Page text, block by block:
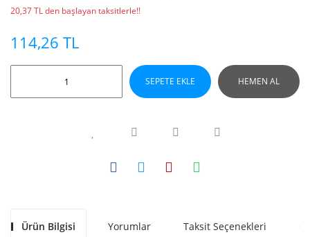
20,37 TL den başlayan taksitlerle!!
114,26 TL
SEPETE EKLE HEMEN AL
Ürün Bilgisi Yorumlar Taksit Seçenekleri